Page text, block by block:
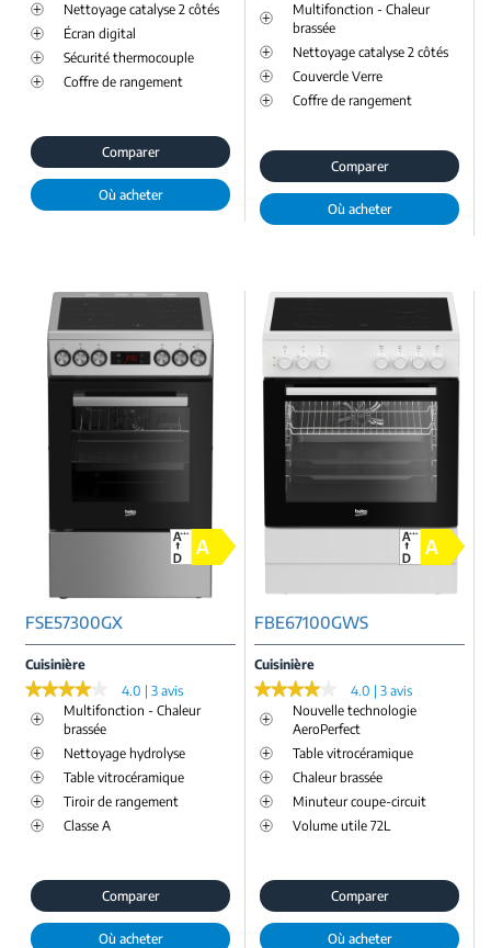
Nettoyage catalyse 2 côtés
Écran digital
Sécurité thermocouple
Coffre de rangement
Comparer
Où acheter
Multifonction - Chaleur
brassée
Nettoyage catalyse 2 côtés
Couvercle Verre
Coffre de rangement
Comparer
Où acheter
FSE57300GX
Cuisinière
★★★★★
★★★★★
4.0 | 3 avis
Multifonction - Chaleur
brassée
Nettoyage hydrolyse
Table vitrocéramique
Tiroir de rangement
Classe A
Comparer
Où acheter
FBE67100GWS
Cuisinière
★★★★★
★★★★★
4.0 | 3 avis
Nouvelle technologie
AeroPerfect
Table vitrocéramique
Chaleur brassée
Minuteur coupe-circuit
Volume utile 72L
Comparer
Où acheter